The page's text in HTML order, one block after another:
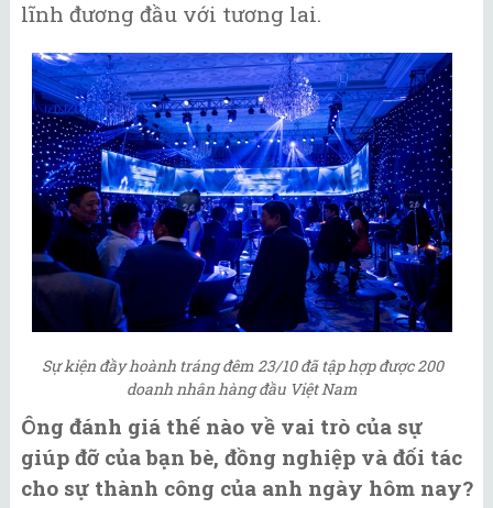
lĩnh đương đầu với tương lai.
Sự kiện đầy hoành tráng đêm 23/10 đã tập hợp được 200
doanh nhân hàng đầu Việt Nam
Ông đánh giá thế nào về vai trò của sự
giúp đỡ của bạn bè, đồng nghiệp và đối tác
cho sự thành công của anh ngày hôm nay?